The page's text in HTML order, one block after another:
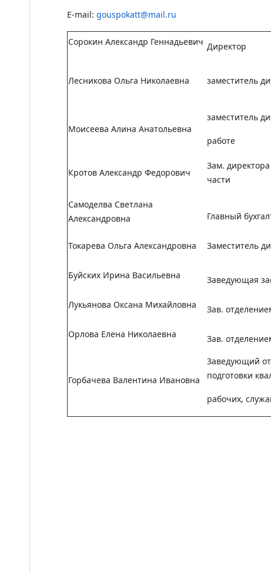
E-mail: gouspokatt@mail.ru
Сорокин Александр Геннадьевич Директор
Лесникова Ольга Николаевна заместитель
Моисеева Алина Анатольевна
заместитель
работе
Кротов Александр Федорович
Зам.
части
Самоделва Светлана
Александровна
Главный
Токарева Ольга Александровна Заместитель
Буйских Ирина Васильевна Заведующая
Лукьянова Оксана Михайловна
Зав.
Орлова Елена Николаевна
Зав.
Горбачева Валентина Ивановна
Заведующий
подготовки
рабочих,